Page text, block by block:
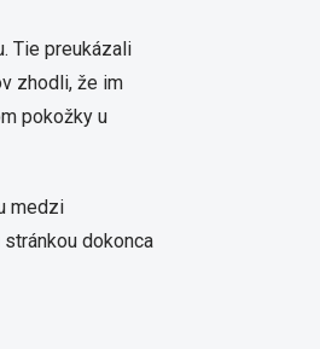
Tie preukázali
zhodli, že im
pokožky u
medzi
dokonca